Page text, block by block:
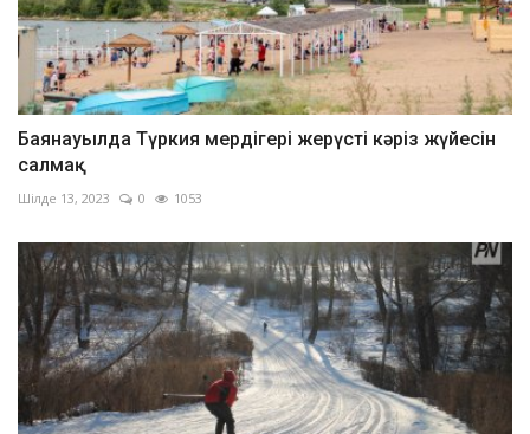
Баянауылда Түркия мердігері жерүсті кәріз жүйесін
салмақ
Шілде 13, 2023 0 1053